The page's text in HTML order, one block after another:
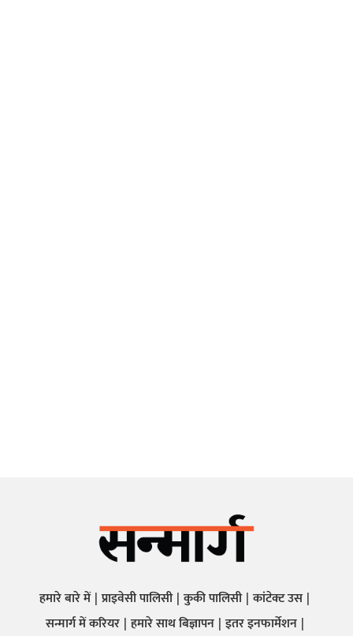
हमारे बारे में प्राइवेसी पालिसी कुकी पालिसी कांटेक्ट उस
सन्मार्ग में करियर हमारे साथ बिज्ञापन इतर इनफार्मेशन